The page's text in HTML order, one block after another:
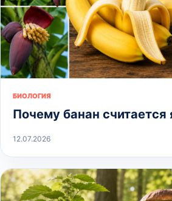
БИОЛОГИЯ
Почему банан считается
12.07.2026